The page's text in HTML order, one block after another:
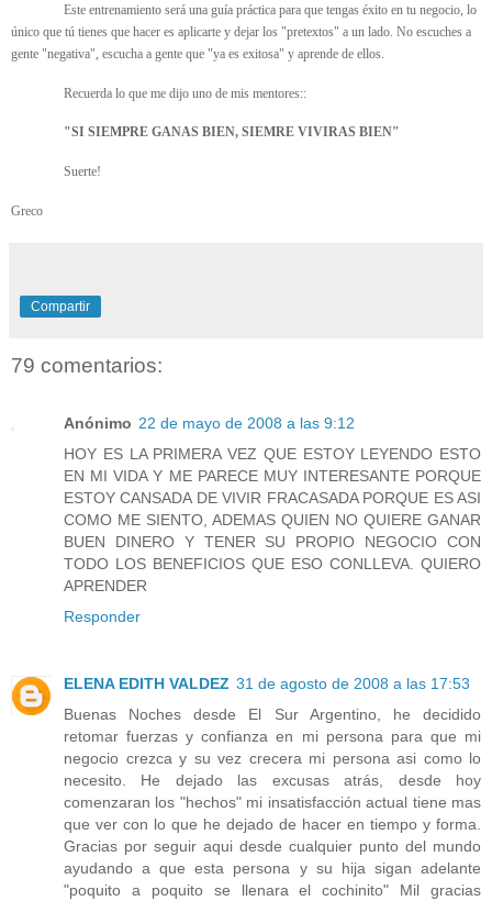
Este entrenamiento será una guía práctica para que tengas éxito en tu negocio, lo
único que tú tienes que hacer es aplicarte y dejar los "pretextos" a un lado. No escuches a
gente "negativa", escucha a gente que "ya es exitosa" y aprende de ellos.
Recuerda lo que me dijo uno de mis mentores::
"SI SIEMPRE GANAS BIEN, SIEMRE VIVIRAS BIEN"
Suerte!
Greco
Compartir
79 comentarios:
Anónimo 22 de mayo de 2008 a las 9:12
HOY ES LA PRIMERA VEZ QUE ESTOY LEYENDO ESTO
EN MI VIDA Y ME PARECE MUY INTERESANTE PORQUE
ESTOY CANSADA DE VIVIR FRACASADA PORQUE ES ASI
COMO ME SIENTO, ADEMAS QUIEN NO QUIERE GANAR
BUEN DINERO Y TENER SU PROPIO NEGOCIO CON
TODO LOS BENEFICIOS QUE ESO CONLLEVA. QUIERO
APRENDER
Responder
ELENA EDITH VALDEZ 31 de agosto de 2008 a las 17:53
Buenas Noches desde El Sur Argentino, he decidido
retomar fuerzas y confianza en mi persona para que mi
negocio crezca y su vez crecera mi persona asi como lo
necesito. He dejado las excusas atrás, desde hoy
comenzaran los "hechos" mi insatisfacción actual tiene mas
que ver con lo que he dejado de hacer en tiempo y forma.
Gracias por seguir aqui desde cualquier punto del mundo
ayudando a que esta persona y su hija sigan adelante
"poquito a poquito se llenara el cochinito" Mil gracias